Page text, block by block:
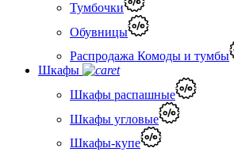
Тумбочки
Обувницы
Распродажа Комоды и тумбы
Шкафы
Шкафы распашные
Шкафы угловые
Шкафы-купе